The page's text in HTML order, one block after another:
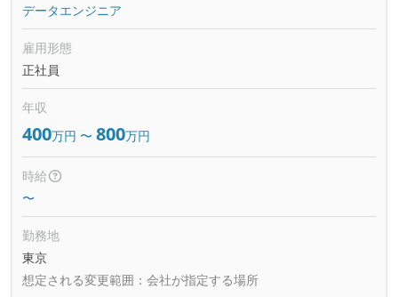
データエンジニア
雇用形態
正社員
年収
400万円 〜 800万円
時給
〜
勤務地
東京
想定される変更範囲： 会社が指定する場所